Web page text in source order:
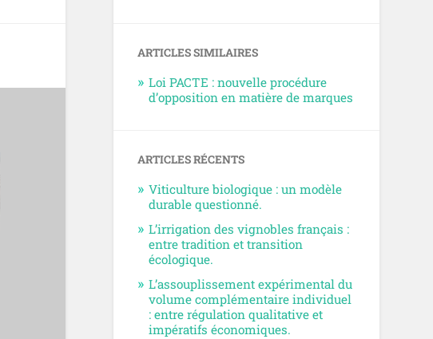
ARTICLES SIMILAIRES
Loi PACTE : nouvelle procédure
d’opposition en matière de marques
ARTICLES RÉCENTS
Viticulture biologique : un modèle
durable questionné.
L’irrigation des vignobles français :
entre tradition et transition
écologique.
L’assouplissement expérimental du
volume complémentaire individuel
: entre régulation qualitative et
impératifs économiques.